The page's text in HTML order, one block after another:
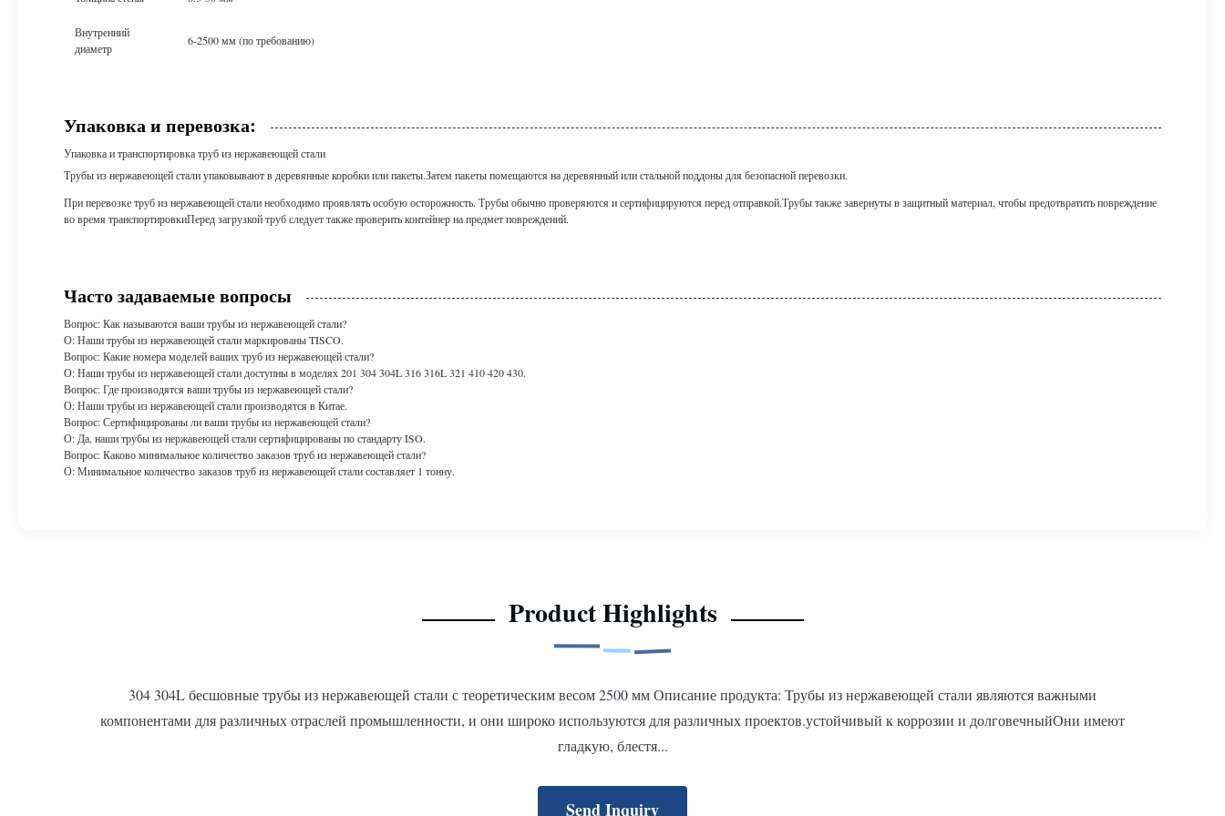
Внутренний
диаметр
6-2500 мм (по требованию)
Упаковка и перевозка:
Упаковка и транспортировка труб из нержавеющей стали
Трубы из нержавеющей стали упаковывают в деревянные коробки или пакеты.Затем пакеты помещаются на деревянный или стальной поддоны для безопасной перевозки.
При перевозке труб из нержавеющей стали необходимо проявлять особую осторожность. Трубы обычно проверяются и сертифицируются перед отправкой.Трубы также завернуты в защитный материал, чтобы предотвратить повреждение
во время транспортировкиПеред загрузкой труб следует также проверить контейнер на предмет повреждений.
Часто задаваемые вопросы
Вопрос: Как называются ваши трубы из нержавеющей стали?
О: Наши трубы из нержавеющей стали маркированы TISCO.
Вопрос: Какие номера моделей ваших труб из нержавеющей стали?
О: Наши трубы из нержавеющей стали доступны в моделях 201 304 304L 316 316L 321 410 420 430.
Вопрос: Где производятся ваши трубы из нержавеющей стали?
О: Наши трубы из нержавеющей стали производятся в Китае.
Вопрос: Сертифицированы ли ваши трубы из нержавеющей стали?
О: Да, наши трубы из нержавеющей стали сертифицированы по стандарту ISO.
Вопрос: Каково минимальное количество заказов труб из нержавеющей стали?
О: Минимальное количество заказов труб из нержавеющей стали составляет 1 тонну.
Product Highlights
304 304L бесшовные трубы из нержавеющей стали с теоретическим весом 2500 мм Описание продукта: Трубы из нержавеющей стали являются важными
компонентами для различных отраслей промышленности, и они широко используются для различных проектов.устойчивый к коррозии и долговечныйОни имеют
гладкую, блестя...
Send Inquiry